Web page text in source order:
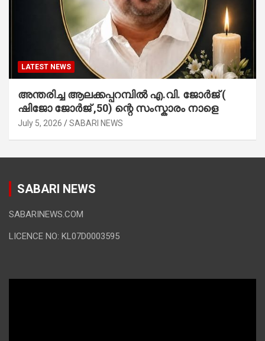
LATEST NEWS
അന്തരിച്ച ആ​ല​ക്ക​പ്പ​റമ്പിൽ​ എ.​വി. ജോ​ർ​ജ് (
ഷിജോ ജോർജ് ,50) ന്റെ സംസ്കാരം നാളെ
July 5, 2026 SABARI NEWS
SABARI NEWS
SABARINEWS.COM
LICENCE NO: KL07D0003595